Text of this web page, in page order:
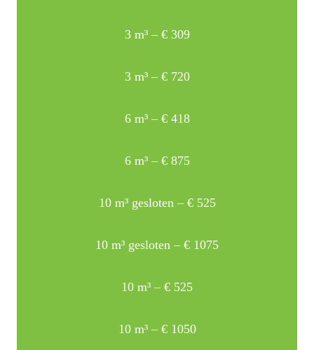
3 m³ – € 309
3 m³ – € 720
6 m³ – € 418
6 m³ – € 875
10 m³ gesloten – € 525
10 m³ gesloten – € 1075
10 m³ – € 525
10 m³ – € 1050